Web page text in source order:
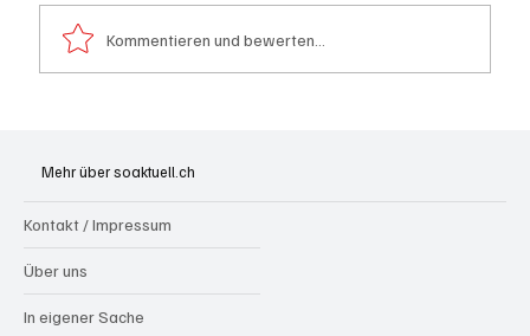
Kommentieren und bewerten...
Mehr über soaktuell.ch
Kontakt / Impressum
Über uns
In eigener Sache